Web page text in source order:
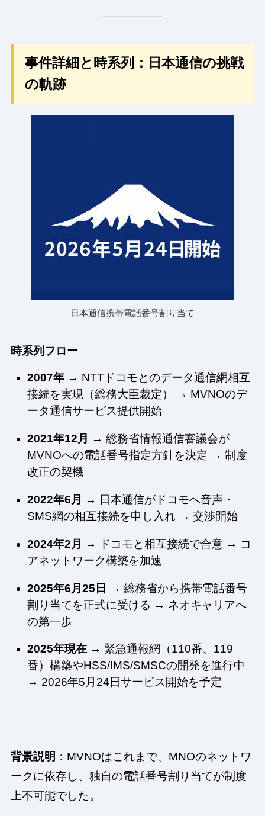
事件詳細と時系列：日本通信の挑戦
の軌跡
日本通信携帯電話番号割り当て
時系列フロー
2007年 → NTTドコモとのデータ通信網相互
接続を実現（総務大臣裁定） → MVNOのデ
ータ通信サービス提供開始
2021年12月
→ 総務省情報通信審議会が
MVNOへの電話番号指定方針を決定 → 制度
改正の契機
2022年6月
→ 日本通信がドコモへ音声・
SMS網の相互接続を申し入れ → 交渉開始
2024年2月
→ ドコモと相互接続で合意 → コ
アネットワーク構築を加速
2025年6月25日 → 総務省から携帯電話番号
割り当てを正式に受ける → ネオキャリアへ
の第一歩
2025年現在 → 緊急通報網（110番、119
番）構築やHSS/IMS/SMSCの開発を進行中
→ 2026年5月24日サービス開始を予定
背景説明 ：MVNOはこれまで、MNOのネットワ
ークに依存し、独自の電話番号割り当てが制度
上不可能でした。